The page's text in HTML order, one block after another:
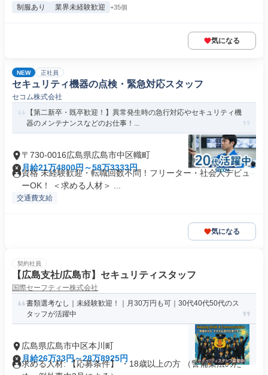
制服あり 業界未経験歓迎 +35個
気になる
NEW 正社員
セキュリティ機器の点検・緊急対応スタッフ
セコム株式会社
【第二新卒・既卒歓迎！】異常発生時の急行対応やセキュリティ機
器のメンテナンスなどのお仕事！...
〒730-0016広島県広島市中区幟町
月給21万4800円～58万3333円
資格 未経験歓迎・転職回数不問！フリーター・社会人デビュ
ーOK！ ＜求める人材＞ ...
交通費支給
気になる
契約社員
【広島支社/広島市】セキュリティスタッフ
国際セーフティー株式会社
書類選考なし｜未経験歓迎！｜月30万円も可｜30代40代50代のス
タッフが活躍中
広島県広島市中区本川町
月給26万33円～28万8925円
求める人材: 【応募条件】 ・18歳以上の方 （警備業法のた